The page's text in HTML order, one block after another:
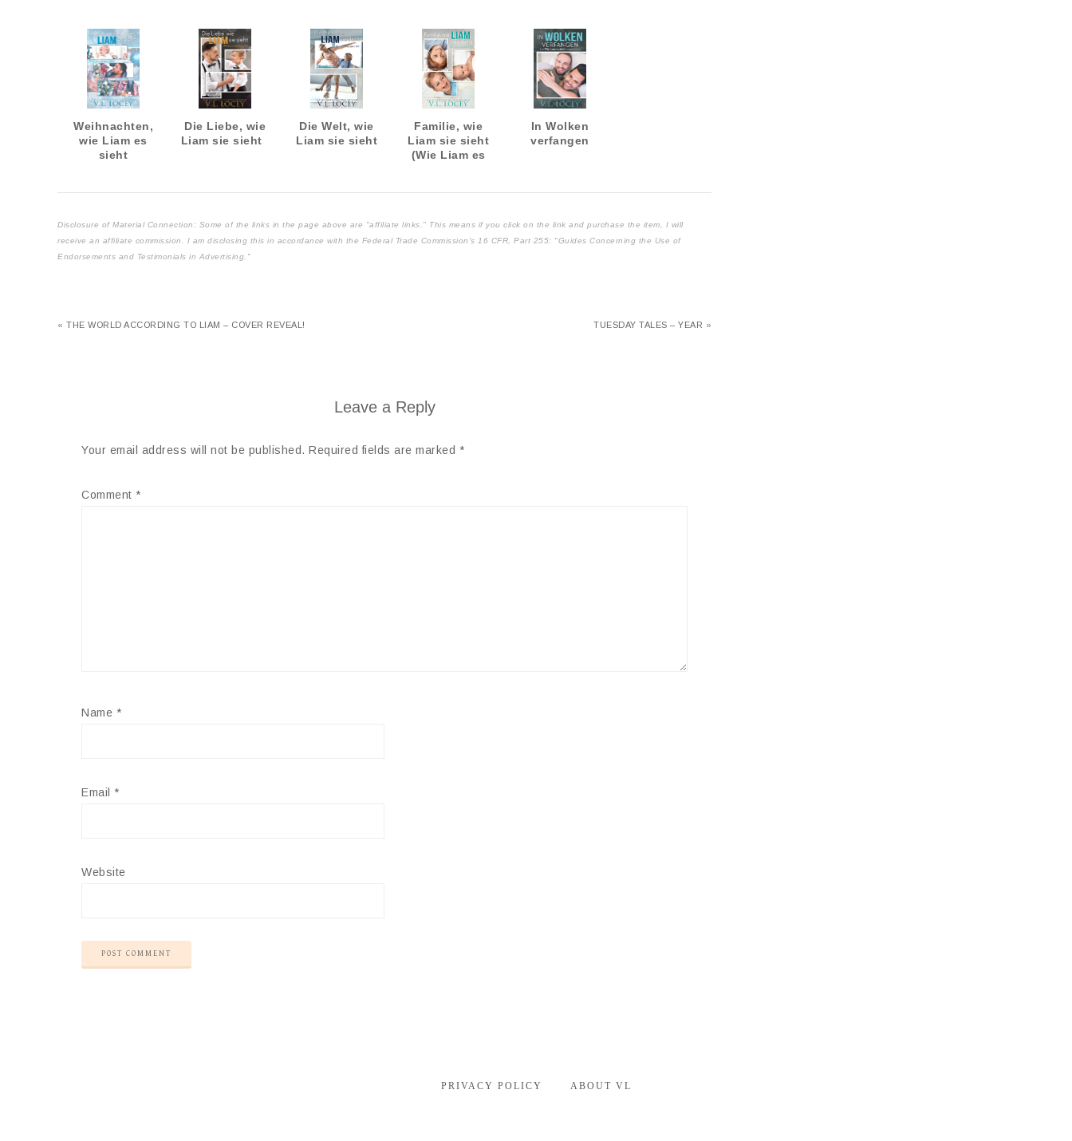
Weihnachten,
wie Liam es
sieht
Die Liebe, wie
Liam sie sieht
Die Welt, wie
Liam sie sieht
Familie, wie
Liam sie sieht
(Wie Liam es
In Wolken
verfangen
Disclosure of Material Connection: Some of the links in the page above are "affiliate links." This means if you click on the link and purchase the item, I will
receive an affiliate commission. I am disclosing this in accordance with the Federal Trade Commission's 16 CFR, Part 255: "Guides Concerning the Use of
Endorsements and Testimonials in Advertising."
« THE WORLD ACCORDING TO LIAM – COVER REVEAL! TUESDAY TALES – YEAR »
Leave a Reply
Your email address will not be published. Required fields are marked *
Comment *
Name *
Email *
Website
PRIVACY POLICY ABOUT VL